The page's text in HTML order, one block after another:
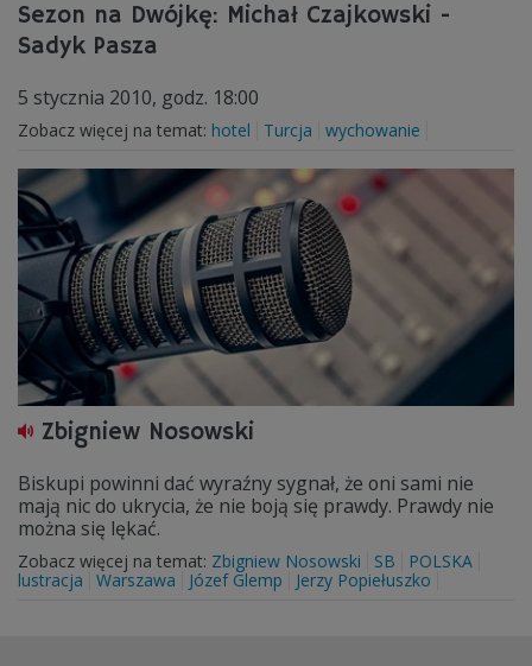
Sezon na Dwójkę: Michał Czajkowski -
Sadyk Pasza
5 stycznia 2010, godz. 18:00
Zobacz więcej na temat: hotel Turcja wychowanie
Zbigniew Nosowski
Biskupi powinni dać wyraźny sygnał, że oni sami nie
mają nic do ukrycia, że nie boją się prawdy. Prawdy nie
można się lękać.
Zobacz więcej na temat: Zbigniew Nosowski SB
POLSKA
lustracja
Warszawa Józef Glemp Jerzy Popiełuszko